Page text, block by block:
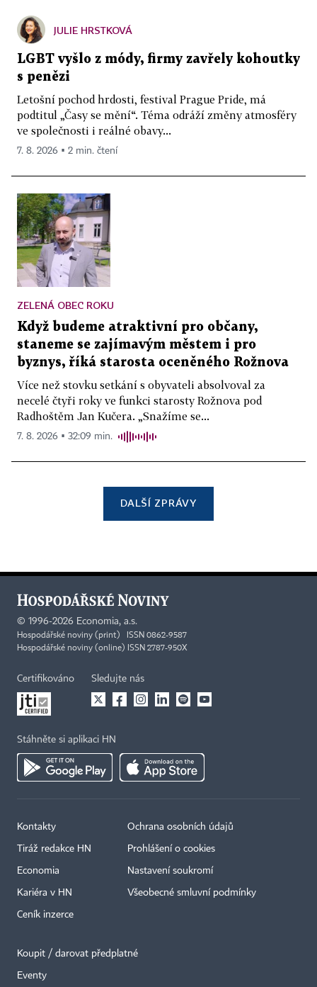
JULIE HRSTKOVÁ
LGBT vyšlo z módy, firmy zavřely kohoutky
s penězi
Letošní pochod hrdosti, festival Prague Pride, má
podtitul „Časy se mění“. Téma odráží změny atmosféry
ve společnosti i reálné obavy...
7. 8. 2026 ▪ 2 min. čtení
ZELENÁ OBEC ROKU
Když budeme atraktivní pro občany,
staneme se zajímavým městem i pro
byznys, říká starosta oceněného Rožnova
Více než stovku setkání s obyvateli absolvoval za
necelé čtyři roky ve funkci starosty Rožnova pod
Radhoštěm Jan Kučera. „Snažíme se...
7. 8. 2026 ▪ 32:09 min.
DALŠÍ ZPRÁVY
© 1996-2026 Economia, a.s.
Hospodářské noviny (print) ISSN 0862-9587
Hospodářské noviny (online) ISSN 2787-950X
Certifikováno Sledujte nás
Stáhněte si aplikaci HN
Kontakty
Tiráž redakce HN
Economia
Kariéra v HN
Ceník inzerce
Ochrana osobních údajů
Prohlášení o cookies
Nastavení soukromí
Všeobecné smluvní podmínky
Koupit / darovat předplatné
Eventy